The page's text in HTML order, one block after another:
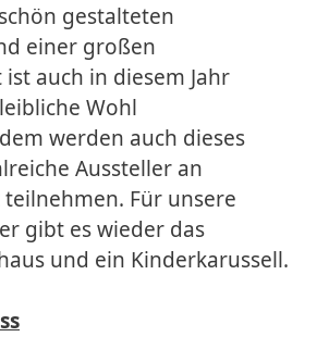
gestalteten
einer großen
auch in diesem Jahr
Wohl
werden auch dieses
Aussteller an
Für unsere
gibt es wieder das
und ein Kinderkarussell.